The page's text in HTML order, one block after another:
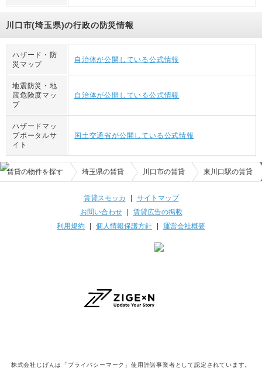
川口市(埼玉県)の行政の防災情報
ハザード・防
災マップ
自治体が公開している公式情報
地震防災・地
震危険度マッ
プ
自治体が公開している公式情報
ハザードマッ
プポータルサ
イト
国土交通省が公開している公式情報
賃貸の物件を探す 埼玉県の賃貸 川口市の賃貸 東川口駅の賃貸
賃貸スモッカ | サイトマップ
お問い合わせ| 賃貸広告の掲載
利用規約 | 個人情報保護方針 | 運営会社概要
株式会社じげんは「プライバシーマーク」使用許諾事業者として認定されています。